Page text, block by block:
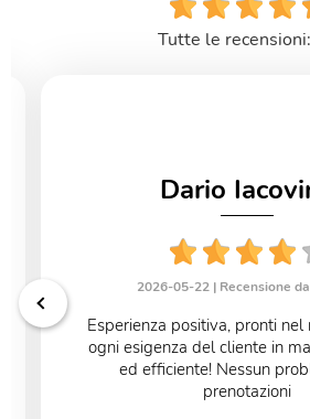
Tutte le
Dario
2026-05-22 | Recensione
Esperienza positiva, pronti nel
ogni esigenza del cliente in
ed efficiente! Nessun
prenotazioni